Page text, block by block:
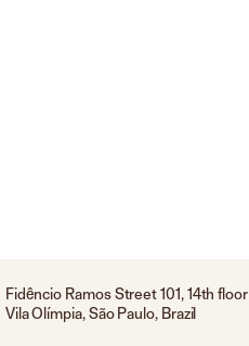
Fidêncio Ramos Street 101, 14th floor
Vila Olímpia, São Paulo, Brazil